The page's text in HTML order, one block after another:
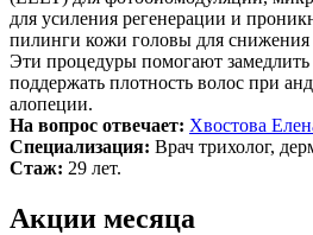
для усиления регенерации и
пилинги кожи головы для снижения
Эти процедуры помогают
поддержать плотность волос при
алопеции.
На вопрос отвечает: Хвостова
Специализация: Врач трихолог,
Стаж: 29 лет.
Акции месяца